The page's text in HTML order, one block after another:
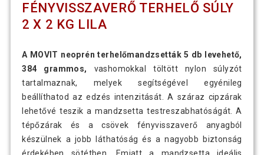
FÉNYVISSZAVERŐ TERHELŐ SÚLY
2 X 2 KG LILA
A MOVIT neoprén terhelőmandzsetták 5 db levehető,
384 grammos,
vashomokkal töltött nylon súlyzót
tartalmaznak, melyek segítségével egyénileg
beállíthatod az edzés intenzitását. A száraz cipzárak
lehetővé teszik a mandzsetta testreszabhatóságát. A
tépőzárak és a csövek fényvisszaverő anyagból
készülnek a jobb láthatóság és a nagyobb biztonság